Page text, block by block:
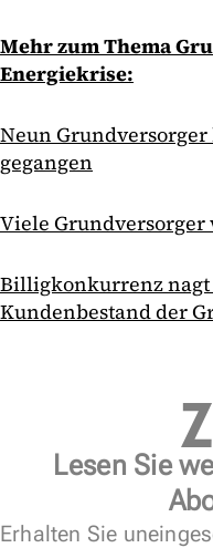
Mehr zum Thema
Energiekrise:
Neun Grundversorger
gegangen
Viele Grundversorger
Billigkonkurrenz
Kundenbestand der
Lesen Sie
Erhalten Sie